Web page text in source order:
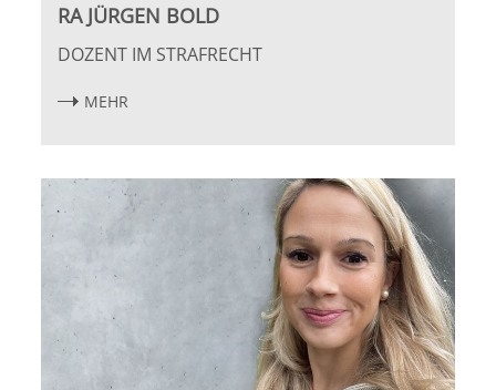
RA JÜRGEN BOLD
DOZENT IM STRAFRECHT
MEHR
Göttingen
Hannover
Heidelberg